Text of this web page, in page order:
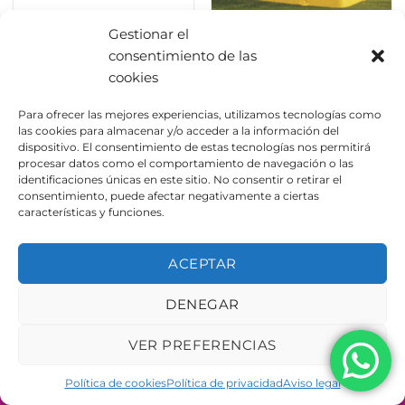
Gestionar el
consentimiento de las
cookies
Para ofrecer las mejores experiencias, utilizamos tecnologías como
las cookies para almacenar y/o acceder a la información del
dispositivo. El consentimiento de estas tecnologías nos permitirá
procesar datos como el comportamiento de navegación o las
identificaciones únicas en este sitio. No consentir o retirar el
consentimiento, puede afectar negativamente a ciertas
características y funciones.
ACEPTAR
DENEGAR
VER PREFERENCIAS
Política de cookiesPolítica de privacidadAviso legal
Rocódromo 2
AVISO LEGAL
POLÍTICA DE PRIVACIDAD
POLÍTICA DE COOKIES
Copyright 2026 ©Urbeadapta, S.L. - Polígon el Pla, 29B
46290 Alcàsser, Valencia – ESPAÑA - B98943723